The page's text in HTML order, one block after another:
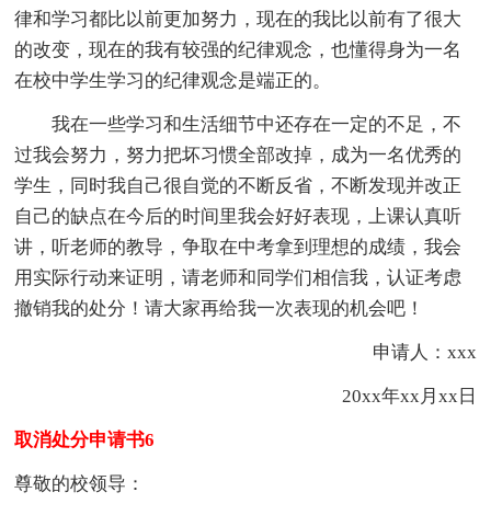
律和学习都比以前更加努力，现在的我比以前有了很大
的改变，现在的我有较强的纪律观念，也懂得身为一名
在校中学生学习的纪律观念是端正的。
我在一些学习和生活细节中还存在一定的不足，不
过我会努力，努力把坏习惯全部改掉，成为一名优秀的
学生，同时我自己很自觉的不断反省，不断发现并改正
自己的缺点在今后的时间里我会好好表现，上课认真听
讲，听老师的教导，争取在中考拿到理想的成绩，我会
用实际行动来证明，请老师和同学们相信我，认证考虑
撤销我的处分！请大家再给我一次表现的机会吧！
申请人：xxx
20xx年xx月xx日
取消处分申请书6
尊敬的校领导：